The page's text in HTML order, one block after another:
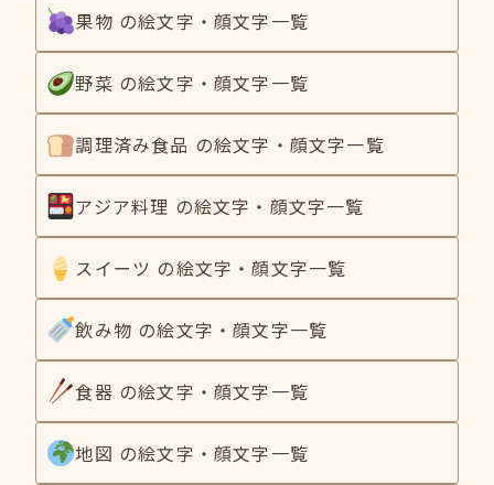
果物 の絵文字・顔文字一覧
野菜 の絵文字・顔文字一覧
調理済み食品 の絵文字・顔文字一覧
アジア料理 の絵文字・顔文字一覧
スイーツ の絵文字・顔文字一覧
飲み物 の絵文字・顔文字一覧
食器 の絵文字・顔文字一覧
地図 の絵文字・顔文字一覧